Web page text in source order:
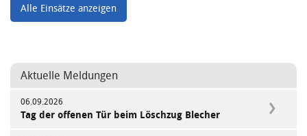
Alle Einsätze anzeigen
Aktuelle Meldungen
06.09.2026
Tag der offenen Tür beim Löschzug Blecher